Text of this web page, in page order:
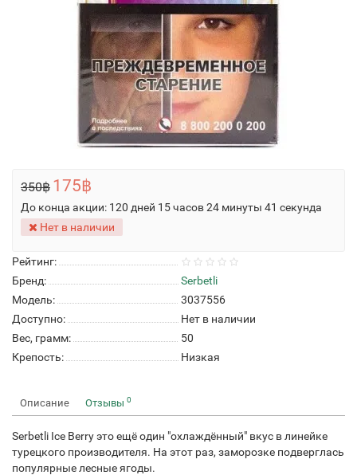
Рейтинг:
Бренд:
Serbetli
Модель:
3037556
Доступно:
Нет в наличии
Вес, грамм:
50
Крепость:
Низкая
350฿ 175฿
До конца акции: 120 дней 15 часов 24 минуты 41 секунда
Нет в наличии
Описание Отзывы 0
Serbetli Ice Berry это ещё один "охлаждённый" вкус в линейке
турецкого производителя. На этот раз, заморозке подверглась
популярные лесные ягоды.